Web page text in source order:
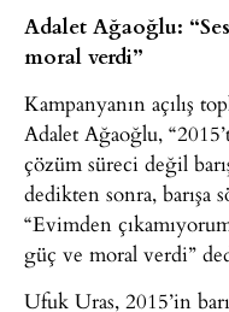
Adalet Ağaoğlu:
moral verdi”
Kampanyanın açılış
Adalet Ağaoğlu,
çözüm süreci değil
dedikten sonra, barışa
“Evimden
güç ve moral verdi”
Ufuk Uras, 2015’in